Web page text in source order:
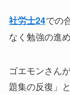
社労士24での
なく勉強の進
ゴエモンさん
題集の反復」